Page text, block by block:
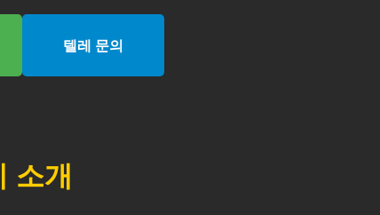
텔레 문의
소개